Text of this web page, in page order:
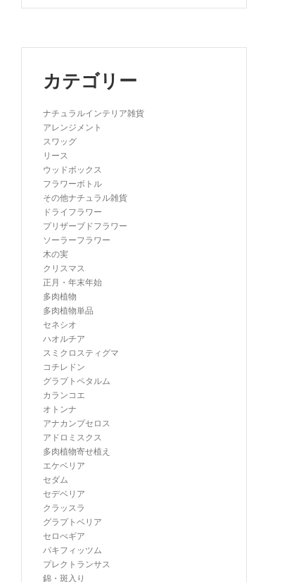
カテゴリー
ナチュラルインテリア雑貨
アレンジメント
スワッグ
リース
ウッドボックス
フラワーボトル
その他ナチュラル雑貨
ドライフラワー
プリザーブドフラワー
ソーラーフラワー
木の実
クリスマス
正月・年末年始
多肉植物
多肉植物単品
セネシオ
ハオルチア
スミクロスティグマ
コチレドン
グラプトペタルム
カランコエ
オトンナ
アナカンプセロス
アドロミスクス
多肉植物寄せ植え
エケベリア
セダム
セデベリア
クラッスラ
グラプトベリア
セロぺギア
パキフィッツム
プレクトランサス
錦・斑入り